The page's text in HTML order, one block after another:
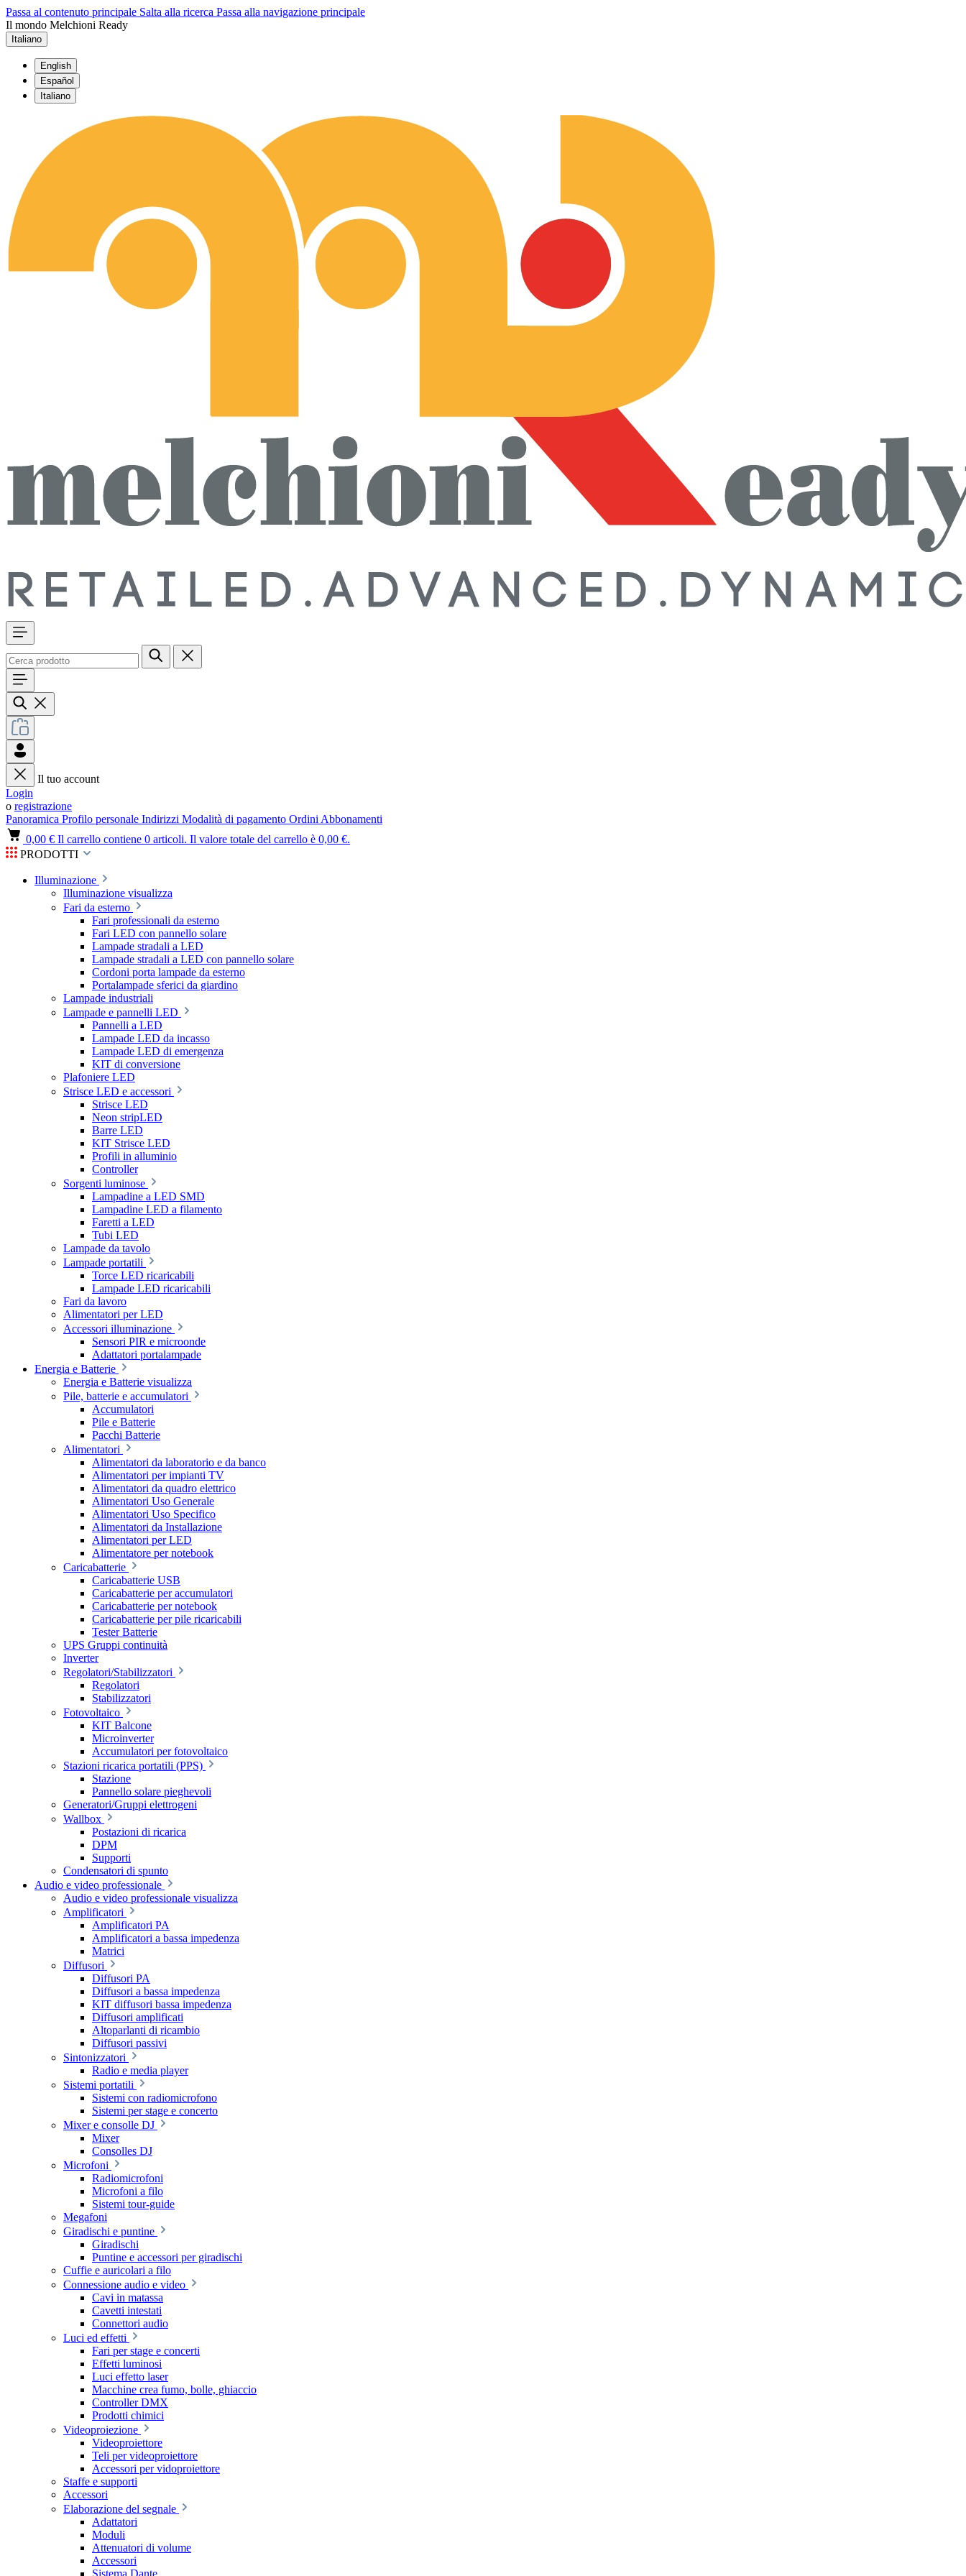
Passa al contenuto principale Salta alla ricerca Passa alla navigazione principale
Il mondo Melchioni Ready
Italiano
English
Español
Italiano
Il tuo account
Login
o registrazione
Panoramica Profilo personale Indirizzi Modalità di pagamento Ordini Abbonamenti
0,00 € Il carrello contiene 0 articoli. Il valore totale del carrello è 0,00 €.
PRODOTTI
Illuminazione
Illuminazione visualizza
Fari da esterno
Fari professionali da esterno
Fari LED con pannello solare
Lampade stradali a LED
Lampade stradali a LED con pannello solare
Cordoni porta lampade da esterno
Portalampade sferici da giardino
Lampade industriali
Lampade e pannelli LED
Pannelli a LED
Lampade LED da incasso
Lampade LED di emergenza
KIT di conversione
Plafoniere LED
Strisce LED e accessori
Strisce LED
Neon stripLED
Barre LED
KIT Strisce LED
Profili in alluminio
Controller
Sorgenti luminose
Lampadine a LED SMD
Lampadine LED a filamento
Faretti a LED
Tubi LED
Lampade da tavolo
Lampade portatili
Torce LED ricaricabili
Lampade LED ricaricabili
Fari da lavoro
Alimentatori per LED
Accessori illuminazione
Sensori PIR e microonde
Adattatori portalampade
Energia e Batterie
Energia e Batterie visualizza
Pile, batterie e accumulatori
Accumulatori
Pile e Batterie
Pacchi Batterie
Alimentatori
Alimentatori da laboratorio e da banco
Alimentatori per impianti TV
Alimentatori da quadro elettrico
Alimentatori Uso Generale
Alimentatori Uso Specifico
Alimentatori da Installazione
Alimentatori per LED
Alimentatore per notebook
Caricabatterie
Caricabatterie USB
Caricabatterie per accumulatori
Caricabatterie per notebook
Caricabatterie per pile ricaricabili
Tester Batterie
UPS Gruppi continuità
Inverter
Regolatori/Stabilizzatori
Regolatori
Stabilizzatori
Fotovoltaico
KIT Balcone
Microinverter
Accumulatori per fotovoltaico
Stazioni ricarica portatili (PPS)
Stazione
Pannello solare pieghevoli
Generatori/Gruppi elettrogeni
Wallbox
Postazioni di ricarica
DPM
Supporti
Condensatori di spunto
Audio e video professionale
Audio e video professionale visualizza
Amplificatori
Amplificatori PA
Amplificatori a bassa impedenza
Matrici
Diffusori
Diffusori PA
Diffusori a bassa impedenza
KIT diffusori bassa impedenza
Diffusori amplificati
Altoparlanti di ricambio
Diffusori passivi
Sintonizzatori
Radio e media player
Sistemi portatili
Sistemi con radiomicrofono
Sistemi per stage e concerto
Mixer e consolle DJ
Mixer
Consolles DJ
Microfoni
Radiomicrofoni
Microfoni a filo
Sistemi tour-guide
Megafoni
Giradischi e puntine
Giradischi
Puntine e accessori per giradischi
Cuffie e auricolari a filo
Connessione audio e video
Cavi in matassa
Cavetti intestati
Connettori audio
Luci ed effetti
Fari per stage e concerti
Effetti luminosi
Luci effetto laser
Macchine crea fumo, bolle, ghiaccio
Controller DMX
Prodotti chimici
Videoproiezione
Videoproiettore
Teli per videoproiettore
Accessori per vidoproiettore
Staffe e supporti
Accessori
Elaborazione del segnale
Adattatori
Moduli
Attenuatori di volume
Accessori
Sistema Dante